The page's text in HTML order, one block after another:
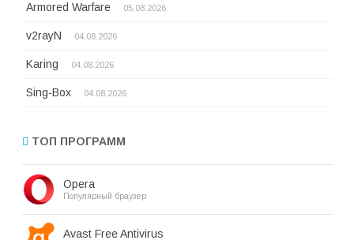
Armored Warfare 05.08.2026
v2rayN 04.08.2026
Karing 04.08.2026
Sing-Box 04.08.2026
ТОП ПРОГРАММ
Opera
Популярный браузер
Avast Free Antivirus